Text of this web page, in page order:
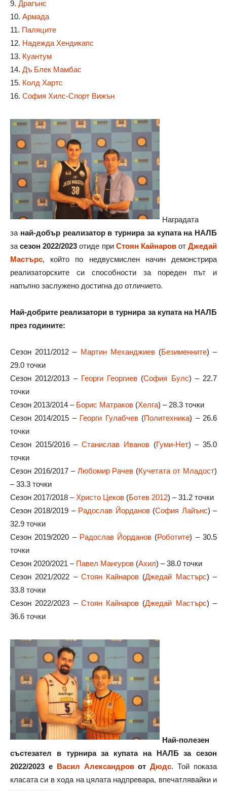
9. Драгънс
10. Армада
11. Паляците
12. Надежда Хендикапс
13. Куантум
14. Дъ Блек Мамбас
15. Колд Хартс
16. София Хилс-Спорт Вижън
Наградата
за най-добър реализатор в турнира за купата на НАЛБ
засезон 2022/2023 отиде при Стоян Кайнаровот Джедай
Мастърс, който по недвусмислен начин демонстрира
реализаторските си способности за пореден път и
напълно заслужено достигна до отличието.
Най-добрите реализатори в турнира за купата на НАЛБ
през годините:
Сезон 2011/2012 – Мартин Механджиев(Безименните) –
29.0 точки
Сезон 2012/2013 – Георги Георгиев (София Булс) – 22.7
точки
Сезон 2013/2014 – Борис Матраков (Хелга) – 28.3 точки
Сезон 2014/2015 – Георги Гулабчев(Политехника) – 26.6
точки
Сезон 2015/2016 –Станислав Иванов(Гуми-Нет) – 35.0
точки
Сезон 2016/2017 – Любомир Рачев (Кучетата от Младост)
– 33.3 точки
Сезон 2017/2018 –Христо Цеков (Ботев 2012) – 31.2 точки
Сезон 2018/2019 – Радослав Йорданов(София Лайънс) –
32.9 точки
Сезон 2019/2020 – Радослав Йорданов (Роботите) – 30.5
точки
Сезон 2020/2021 – Павел Мангуров (Ахил) – 38.0 точки
Сезон 2021/2022 – Стоян Кайнаров (Джедай Мастърс) –
33.8 точки
Сезон 2022/2023 – Стоян Кайнаров (Джедай Мастърс) –
36.6 точки
Най-полезен
състезател в турнира за купата на НАЛБ за сезон
2022/2023 е Васил АлександровотДюдс. Той показа
класата си в хода на цялата надпревара, впечатлявайки и